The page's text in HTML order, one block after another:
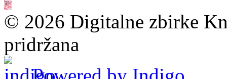
© 2026 Digitalne zbirke
pridržana